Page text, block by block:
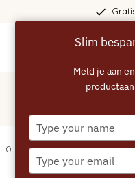
/voordelig
0 artikelen
Slim
Meld je aan
Type
your
name
Type
your